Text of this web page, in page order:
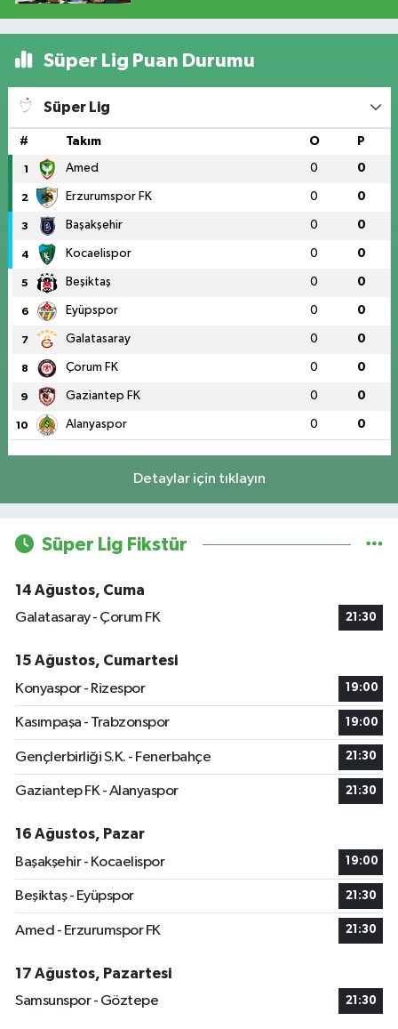
Süper Lig Puan Durumu
Süper Lig
# Takım O P
1 Amed 0 0
2 Erzurumspor FK 0 0
3 Başakşehir 0 0
4 Kocaelispor 0 0
5 Beşiktaş 0 0
6 Eyüpspor 0 0
7 Galatasaray 0 0
8 Çorum FK 0 0
9 Gaziantep FK 0 0
10 Alanyaspor 0 0
Detaylar için tıklayın
Süper Lig Fikstür
14 Ağustos, Cuma
Galatasaray - Çorum FK
21:30
15 Ağustos, Cumartesi
Konyaspor - Rizespor
19:00
Kasımpaşa - Trabzonspor 19:00
Gençlerbirliği S.K. - Fenerbahçe 21:30
Gaziantep FK - Alanyaspor 21:30
16 Ağustos, Pazar
Başakşehir - Kocaelispor
19:00
Beşiktaş - Eyüpspor 21:30
Amed - Erzurumspor FK 21:30
17 Ağustos, Pazartesi
Samsunspor - Göztepe
21:30